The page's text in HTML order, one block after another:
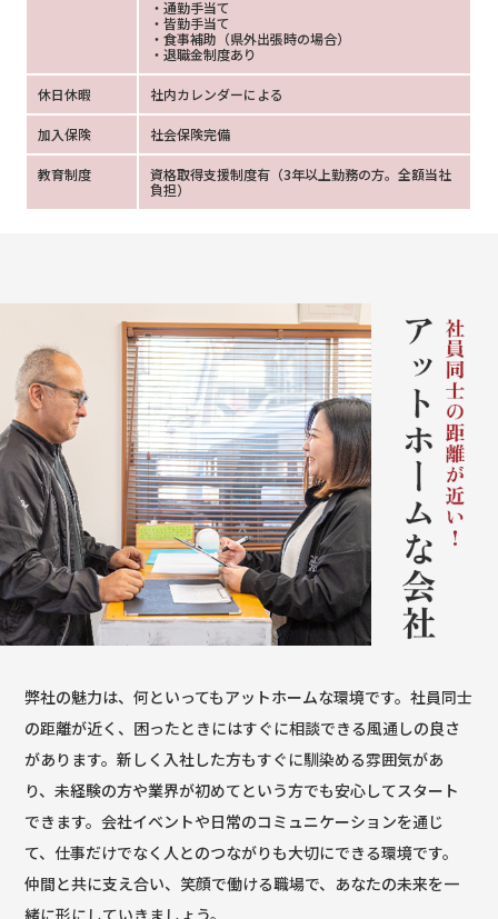
・通勤手当て
・皆勤手当て
・食事補助（県外出張時の場合）
・退職金制度あり
休日休暇 社内カレンダーによる
加入保険 社会保険完備
教育制度
資格取得支援制度有（3年以上勤務の方。全額当社
負担）
弊社の魅力は、何といってもアットホームな環境です。社員同士
の距離が近く、困ったときにはすぐに相談できる風通しの良さ
があります。新しく入社した方もすぐに馴染める雰囲気があ
り、未経験の方や業界が初めてという方でも安心してスタート
できます。会社イベントや日常のコミュニケーションを通じ
て、仕事だけでなく人とのつながりも大切にできる環境です。
仲間と共に支え合い、笑顔で働ける職場で、あなたの未来を一
緒に形にしていきましょう。